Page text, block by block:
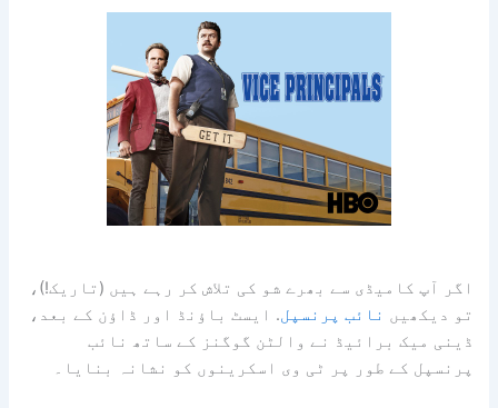
اگر آپ کامیڈی سے بھرے شو کی تلاش کر رہے ہیں (تاریک!)،
تو دیکھیں نائب پرنسپل. ایسٹ باؤنڈ اور ڈاؤن کے بعد،
ڈینی میک برائیڈ نے والٹن گوگنز کے ساتھ نائب
پرنسپل کے طور پر ٹی وی اسکرینوں کو نشانہ بنایا۔